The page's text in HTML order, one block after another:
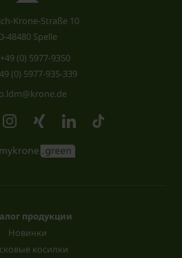
Krone-Straße 10
48480 Spelle
+49 (0) 5977-9350
(0) 5977-935-339
продукции
Новинки
косилки